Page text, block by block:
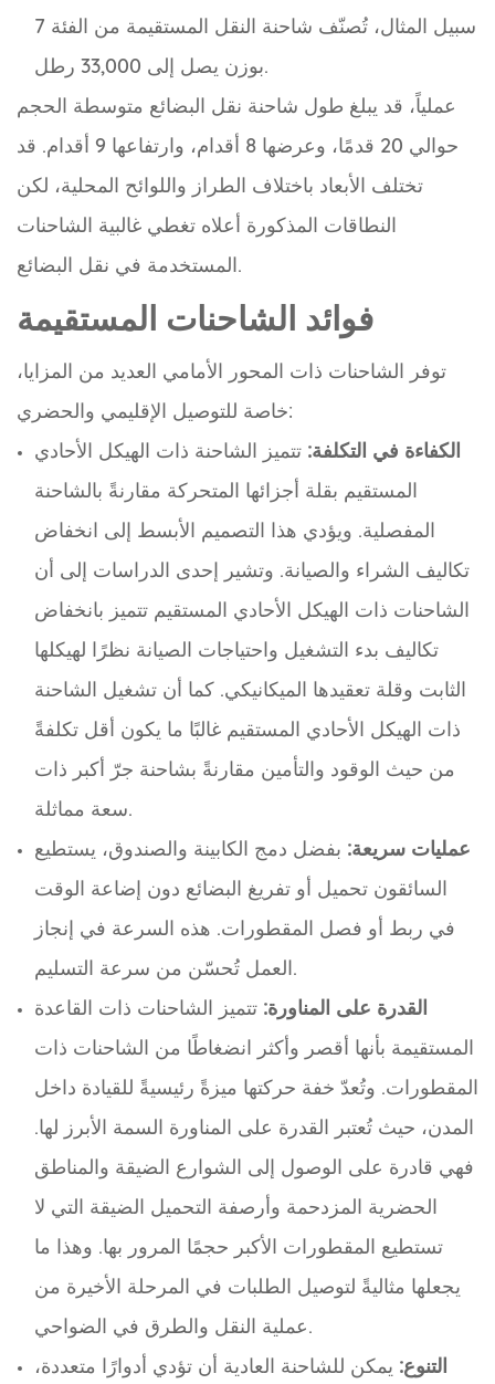
سبيل المثال، تُصنّف شاحنة النقل المستقيمة من الفئة 7
بوزن يصل إلى 33,000 رطل.
عملياً، قد يبلغ طول شاحنة نقل البضائع متوسطة الحجم
حوالي 20 قدمًا، وعرضها 8 أقدام، وارتفاعها 9 أقدام. قد
تختلف الأبعاد باختلاف الطراز واللوائح المحلية، لكن
النطاقات المذكورة أعلاه تغطي غالبية الشاحنات
المستخدمة في نقل البضائع.
فوائد الشاحنات المستقيمة
توفر الشاحنات ذات المحور الأمامي العديد من المزايا،
خاصة للتوصيل الإقليمي والحضري:
الكفاءة في التكلفة: تتميز الشاحنة ذات الهيكل الأحادي
المستقيم بقلة أجزائها المتحركة مقارنةً بالشاحنة
المفصلية. ويؤدي هذا التصميم الأبسط إلى انخفاض
تكاليف الشراء والصيانة. وتشير إحدى الدراسات إلى أن
الشاحنات ذات الهيكل الأحادي المستقيم تتميز بانخفاض
تكاليف بدء التشغيل واحتياجات الصيانة نظرًا لهيكلها
الثابت وقلة تعقيدها الميكانيكي. كما أن تشغيل الشاحنة
ذات الهيكل الأحادي المستقيم غالبًا ما يكون أقل تكلفةً
من حيث الوقود والتأمين مقارنةً بشاحنة جرّ أكبر ذات
سعة مماثلة.
عمليات سريعة: بفضل دمج الكابينة والصندوق، يستطيع
السائقون تحميل أو تفريغ البضائع دون إضاعة الوقت
في ربط أو فصل المقطورات. هذه السرعة في إنجاز
العمل تُحسّن من سرعة التسليم.
القدرة على المناورة: تتميز الشاحنات ذات القاعدة
المستقيمة بأنها أقصر وأكثر انضغاطًا من الشاحنات ذات
المقطورات. وتُعدّ خفة حركتها ميزةً رئيسيةً للقيادة داخل
المدن، حيث تُعتبر القدرة على المناورة السمة الأبرز لها.
فهي قادرة على الوصول إلى الشوارع الضيقة والمناطق
الحضرية المزدحمة وأرصفة التحميل الضيقة التي لا
تستطيع المقطورات الأكبر حجمًا المرور بها. وهذا ما
يجعلها مثاليةً لتوصيل الطلبات في المرحلة الأخيرة من
عملية النقل والطرق في الضواحي.
التنوع: يمكن للشاحنة العادية أن تؤدي أدوارًا متعددة،